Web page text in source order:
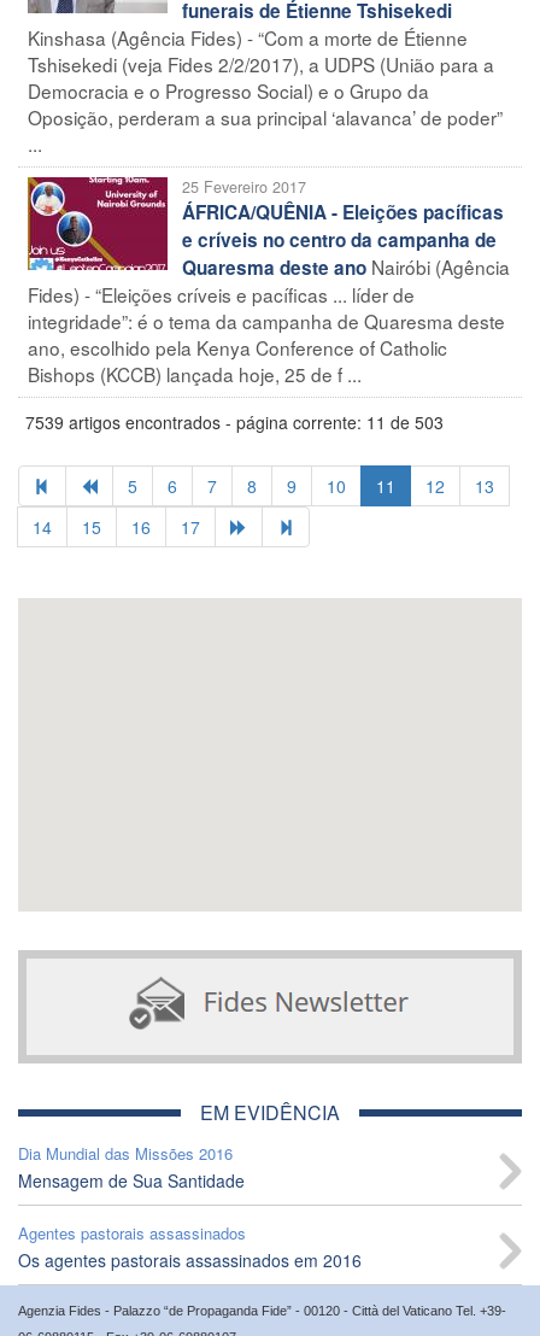
funerais de Étienne Tshisekedi
Kinshasa (Agência Fides) - “Com a morte de Étienne
Tshisekedi (veja Fides 2/2/2017), a UDPS (União para a
Democracia e o Progresso Social) e o Grupo da
Oposição, perderam a sua principal ‘alavanca’ de poder”
...
25 Fevereiro 2017
ÁFRICA/QUÊNIA - Eleições pacíficas
e críveis no centro da campanha de
Quaresma deste ano Nairóbi (Agência
Fides) - “Eleições críveis e pacíficas ... líder de
integridade”: é o tema da campanha de Quaresma deste
ano, escolhido pela Kenya Conference of Catholic
Bishops (KCCB) lançada hoje, 25 de f ...
7539 artigos encontrados - página corrente: 11 de 503
5 6 7 8 9 10 11 12
13
14
15 16 17
EM EVIDÊNCIA
Dia Mundial das Missões 2016
Mensagem de Sua Santidade
Agentes pastorais assassinados
Os agentes pastorais assassinados em 2016
Agenzia Fides - Palazzo “de Propaganda Fide” - 00120 - Città del Vaticano Tel. +39-